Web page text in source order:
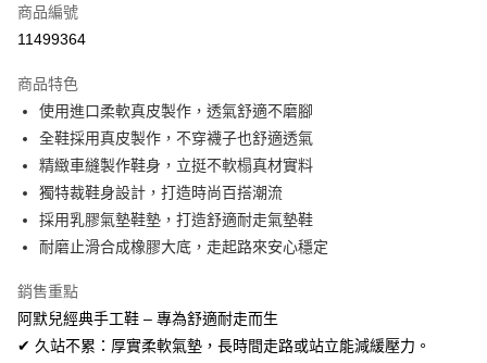
信用卡分期付款
合作金庫商業銀行
華南商業銀行
彰化商業銀行
上海商業儲蓄銀行
台北富邦商業銀行
國泰世華商業銀行
兆豐國際商業銀行
臺灣中小企業銀行
台中商業銀行
匯豐（台灣）商業銀行
華泰商業銀行
聯邦商業銀行
遠東國際商業銀行
元大商業銀行
永豐商業銀行
台新國際商業銀行
台灣樂天信用卡公司
超商取貨付款
LINE Pay
Apple Pay
街口支付
Google Pay
全盈+PAY
商品編號
11499364
商品特色
使用進口柔軟真皮製作，透氣舒適不磨腳
全鞋採用真皮製作，不穿襪子也舒適透氣
精緻車縫製作鞋身，立挺不軟榻真材實料
獨特裁鞋身設計，打造時尚百搭潮流
採用乳膠氣墊鞋墊，打造舒適耐走氣墊鞋
耐磨止滑合成橡膠大底，走起路來安心穩定
銷售重點
阿默兒經典手工鞋 – 專為舒適耐走而生
✔ 久站不累：厚實柔軟氣墊，長時間走路或站立能減緩壓力。